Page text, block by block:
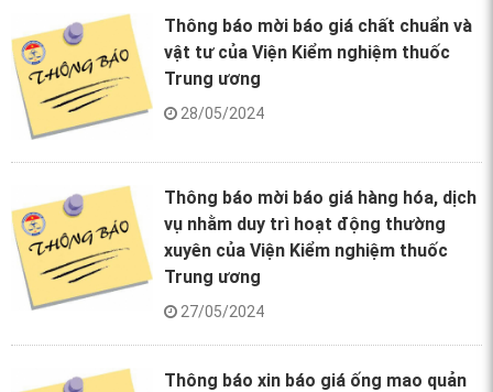
Thông báo mời báo giá chất chuẩn và
vật tư của Viện Kiểm nghiệm thuốc
Trung ương
28/05/2024
Thông báo mời báo giá hàng hóa, dịch
vụ nhằm duy trì hoạt động thường
xuyên của Viện Kiểm nghiệm thuốc
Trung ương
27/05/2024
Thông báo xin báo giá ống mao quản